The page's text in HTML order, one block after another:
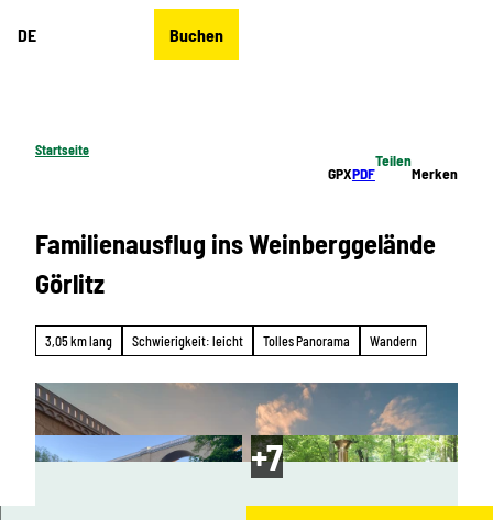
DE Buchen
Startseite
GPXPDF
Teilen
Merken
Familienausflug ins Weinberggelände
Görlitz
3,05 km lang Schwierigkeit: leicht Tolles Panorama Wandern